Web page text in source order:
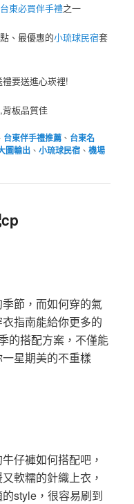
台東必買伴手禮之一
、最優惠的小琉球民宿套
要送進心崁裡!
,背板品質佳
台東伴手禮推薦 、 台東名
圖輸出 、小琉球民宿 、機場
節，而如何穿的氣
指南能給你更多的
的搭配方案，不僅能
星期美的不重樣
仔褲如何搭配吧，
軟糯的針織上衣，
style，很容易刷到